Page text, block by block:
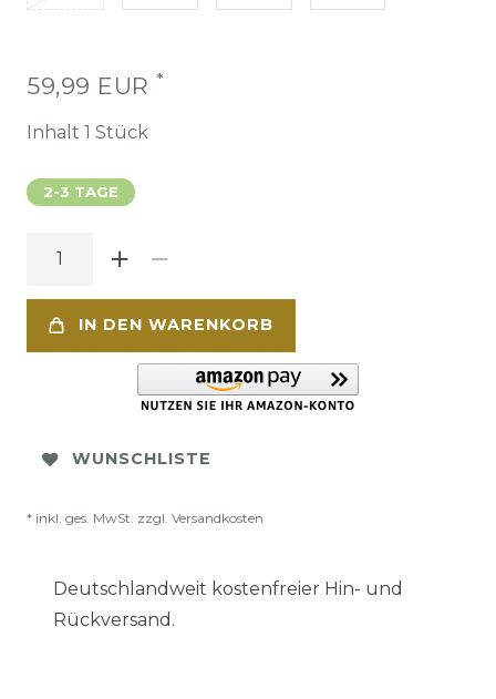
59,99 EUR *
Inhalt 1 Stück
2-3 TAGE
IN DEN WARENKORB
WUNSCHLISTE
* inkl. ges. MwSt. zzgl. Versandkosten
Deutschlandweit kostenfreier Hin- und
Rückversand.